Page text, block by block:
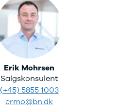
Erik Mohrsen
Salgskonsulent
(+45) 5855 1003
ermo@bn.dk